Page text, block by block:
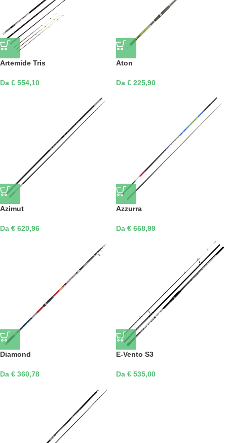
Artemide Tris
Da € 554,10
Aton
Da € 225,90
Azimut
Da € 620,96
Azzurra
Da € 668,99
Diamond
Da € 360,78
E-Vento S3
Da € 535,00